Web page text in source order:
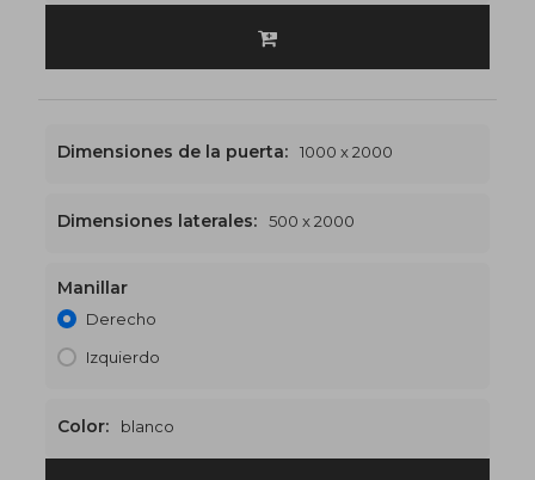
1500 x 2000
Dimensiones de la puerta: 1000 x 2000
Dimensiones laterales: 500 x 2000
Manillar
Derecho
Izquierdo
Color: blanco